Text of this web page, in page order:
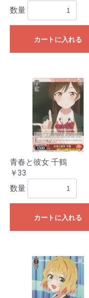
数量
カートに入れる
青春と彼女 千鶴
￥33
数量
カートに入れる